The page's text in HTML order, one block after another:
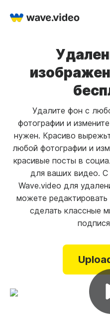
Удалите фон с
фотографии и
нужен. Красиво
любой фотографии и
красивые посты в
для ваших видео.
Wave.video для
можете
сделать классные